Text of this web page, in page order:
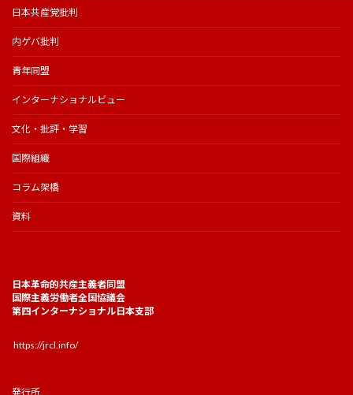
日本共産党批判
内ゲバ批判
青年同盟
インターナショナルビュー
文化・批評・学習
国際組織
コラム架橋
資料
日本革命的共産主義者同盟
国際主義労働者全国協議会
第四インターナショナル日本支部
https://jrcl.info/
発行所